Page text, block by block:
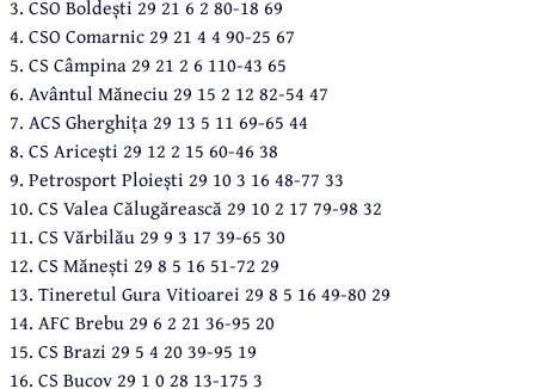
3. CSO Boldești 29 21 6 2 80-18 69
4. CSO Comarnic 29 21 4 4 90-25 67
5. CS Câmpina 29 21 2 6 110-43 65
6. Avântul Măneciu 29 15 2 12 82-54 47
7. ACS Gherghița 29 13 5 11 69-65 44
8. CS Aricești 29 12 2 15 60-46 38
9. Petrosport Ploiești 29 10 3 16 48-77 33
10. CS Valea Călugărească 29 10 2 17 79-98 32
11. CS Vărbilău 29 9 3 17 39-65 30
12. CS Mănești 29 8 5 16 51-72 29
13. Tineretul Gura Vitioarei 29 8 5 16 49-80 29
14. AFC Brebu 29 6 2 21 36-95 20
15. CS Brazi 29 5 4 20 39-95 19
16. CS Bucov 29 1 0 28 13-175 3